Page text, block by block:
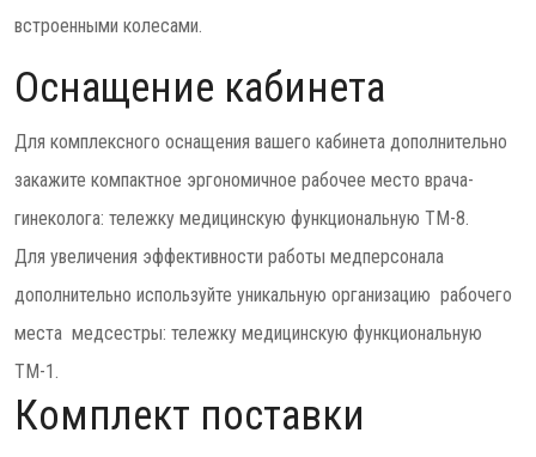
встроенными колесами.
Оснащение кабинета
Для комплексного оснащения вашего кабинета дополнительно
закажите компактное эргономичное рабочее место врача-
гинеколога: тележку медицинскую функциональную ТМ-8.
Для увеличения эффективности работы медперсонала
дополнительно используйте уникальную организацию рабочего
места медсестры: тележку медицинскую функциональную
ТМ-1.
Комплект поставки